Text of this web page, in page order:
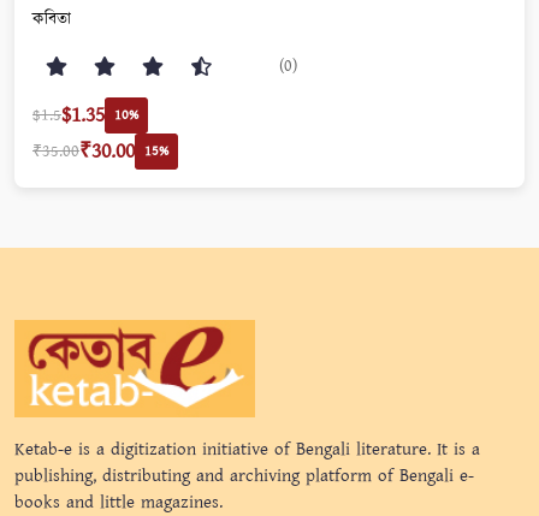
কবিতা
(0)
$1.5$1.35 10%
₹35.00₹30.00 15%
Ketab-e is a digitization initiative of Bengali literature. It is a
publishing, distributing and archiving platform of Bengali e-
books and little magazines.